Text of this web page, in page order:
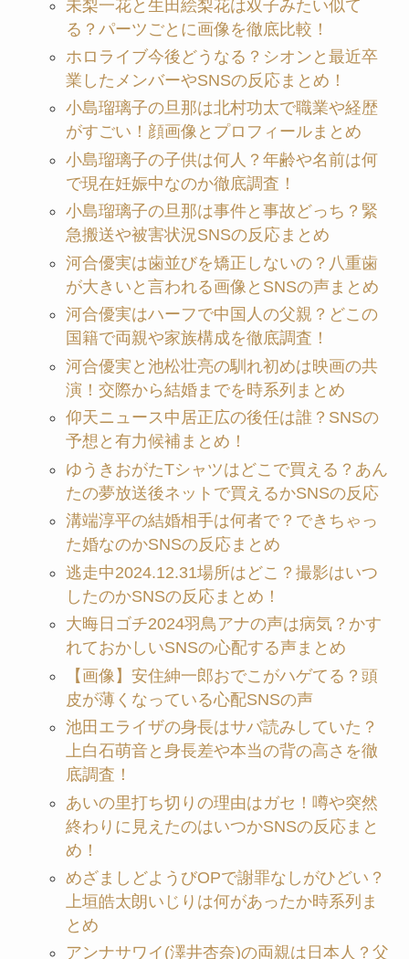
未梨一花と生田絵梨花は双子みたい似て
る？パーツごとに画像を徹底比較！
ホロライブ今後どうなる？シオンと最近卒
業したメンバーやSNSの反応まとめ！
小島瑠璃子の旦那は北村功太で職業や経歴
がすごい！顔画像とプロフィールまとめ
小島瑠璃子の子供は何人？年齢や名前は何
で現在妊娠中なのか徹底調査！
小島瑠璃子の旦那は事件と事故どっち？緊
急搬送や被害状況SNSの反応まとめ
河合優実は歯並びを矯正しないの？八重歯
が大きいと言われる画像とSNSの声まとめ
河合優実はハーフで中国人の父親？どこの
国籍で両親や家族構成を徹底調査！
河合優実と池松壮亮の馴れ初めは映画の共
演！交際から結婚までを時系列まとめ
仰天ニュース中居正広の後任は誰？SNSの
予想と有力候補まとめ！
ゆうきおがたTシャツはどこで買える？あん
たの夢放送後ネットで買えるかSNSの反応
溝端淳平の結婚相手は何者で？できちゃっ
た婚なのかSNSの反応まとめ
逃走中2024.12.31場所はどこ？撮影はいつ
したのかSNSの反応まとめ！
大晦日ゴチ2024羽鳥アナの声は病気？かす
れておかしいSNSの心配する声まとめ
【画像】安住紳一郎おでこがハゲてる？頭
皮が薄くなっている心配SNSの声
池田エライザの身長はサバ読みしていた？
上白石萌音と身長差や本当の背の高さを徹
底調査！
あいの里打ち切りの理由はガセ！噂や突然
終わりに見えたのはいつかSNSの反応まと
め！
めざましどようびOPで謝罪なしがひどい？
上垣皓太朗いじりは何があったか時系列ま
とめ
アンナサワイ(澤井杏奈)の両親は日本人？父